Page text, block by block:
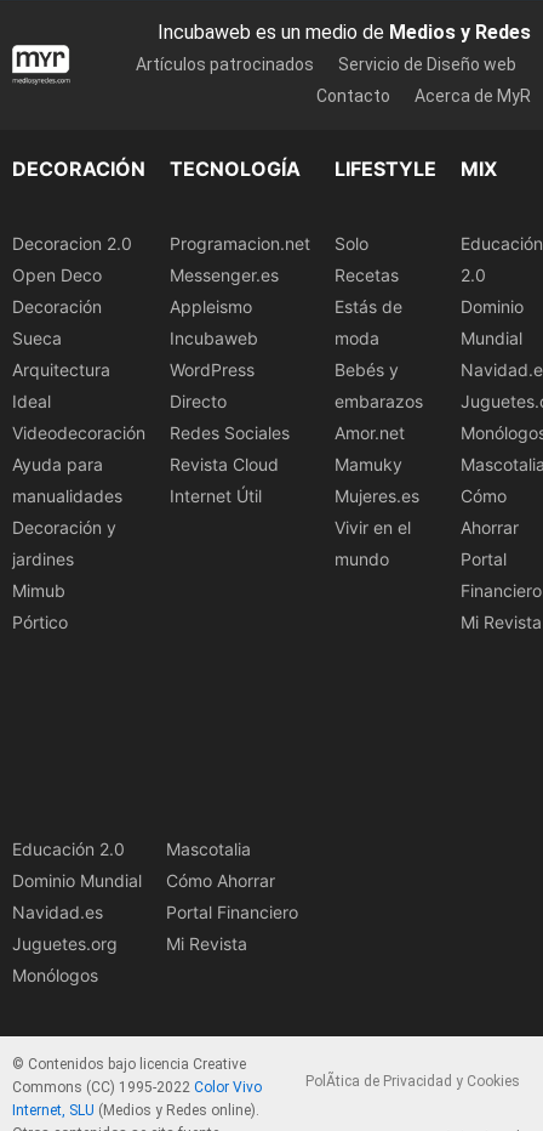
Incubaweb es un medio de Medios y Redes
Artículos patrocinados
Servicio de Diseño web
Contacto
Acerca de MyR
DECORACIÓN
Decoracion 2.0
Open Deco
Decoración
Sueca
Arquitectura
Ideal
Videodecoración
Ayuda para
manualidades
Decoración y
jardines
Mimub
Pórtico
TECNOLOGÍA
Programacion.net
Messenger.es
Appleismo
Incubaweb
WordPress
Directo
Redes Sociales
Revista Cloud
Internet Útil
LIFESTYLE
Solo
Recetas
Estás de
moda
Bebés y
embarazos
Amor.net
Mamuky
Mujeres.es
Vivir en el
mundo
MIX
Educación
2.0
Dominio
Mundial
Cómo
Ahorrar
Portal
Financiero
Mi Revista
Educación 2.0
Dominio Mundial
Navidad.es
Juguetes.org
Monólogos
Mascotalia
Cómo Ahorrar
Portal Financiero
Mi Revista
© Contenidos bajo licencia Creative
Commons (CC) 1995-2022 Color Vivo
Internet, SLU (Medios y Redes online).
PolÃ­tica de Privacidad y Cookies